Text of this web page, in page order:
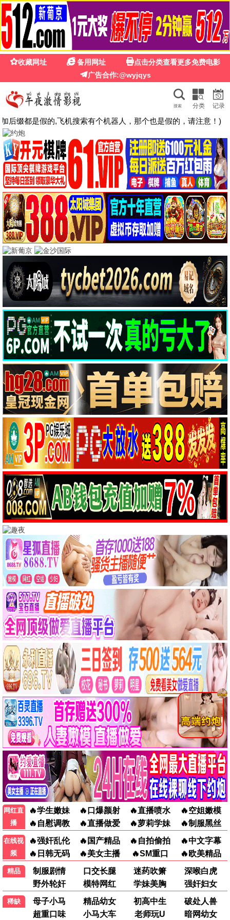
经典影视
经典影视 · 岁月留声
汇集百年经典，高清怀旧老片，免费流畅观看
立即观看
豆瓣高分经典
肖申克的救赎
剧情
霸王别姬
文艺
阿甘正传
励志
这个杀手不太冷
动作
教父
犯罪
泰坦尼克号
爱情
香港经典电影